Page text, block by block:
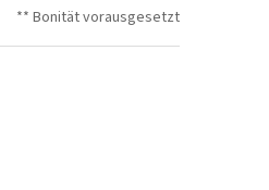
** Bonität vorausgesetzt